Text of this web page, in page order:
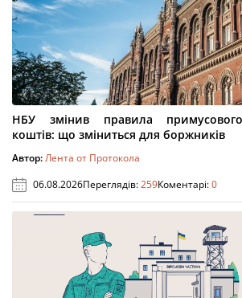
НБУ змінив правила
коштів: що зміниться для боржників
Автор:Лента от Протокола
06.08.2026Переглядів:259Коментарі:0